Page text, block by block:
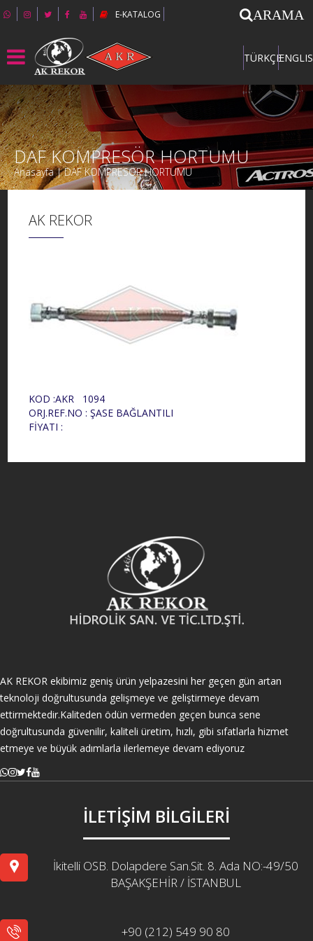
E-KATALOG ARAMA
TÜRKÇE
DAF KOMPRESÖR HORTUMU
Anasayfa | DAF KOMPRESÖR HORTUMU
AK REKOR
KOD :AKR 1094
ORJ.REF.NO : ŞASE BAĞLANTILI
FİYATI :
AK REKOR ekibimiz geniş ürün yelpazesini her geçen gün artan
teknoloji doğrultusunda gelişmeye ve geliştirmeye devam
ettirmektedir.Kaliteden ödün vermeden geçen bunca sene
doğrultusunda güvenilir, kaliteli üretim, hızlı, gibi sıfatlarla hizmet
etmeye ve büyük adımlarla ilerlemeye devam ediyoruz
İLETİŞİM BİLGİLERİ
İkitelli OSB. Dolapdere San.Sit. 8. Ada NO:-49/50
BAŞAKŞEHİR / İSTANBUL
+90 (212) 549 90 80